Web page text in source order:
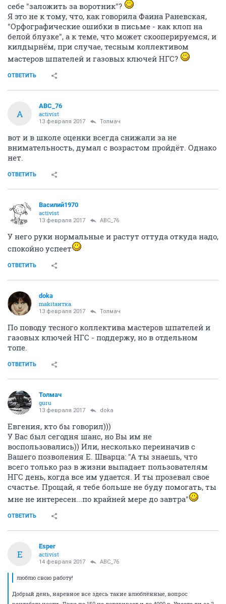
себе "заложить за воротник"?
Я это не к тому, что, как говорила Фаина Раневская,
"Орфографические ошибки в письме - как клоп на
белой блузке", а к теме, что может скооперируемся, и
килдырнём, при случае, тесным коллективом
мастеров шпателей и газовых ключей НГС?
ОТВЕТИТЬ
A
ABC_76
activist
13 февраля 2017 Толмач
вот и в школе оценки всегда снижали за не
внимательность, думал с возрастом пройдёт. Однако
нет.
ОТВЕТИТЬ
Василий1970
activist
13 февраля 2017 ABC_76
У него руки нормальные и растут оттуда откуда надо,
спокойно успеет
ОТВЕТИТЬ
doka
makitaнтка
13 февраля 2017 Толмач
По поводу тесного коллектива мастеров шпателей и
газовых ключей НГС - поддержу, но в отдельном
топе.
ОТВЕТИТЬ
Толмач
guru
13 февраля 2017 doka
Евгения, кто бы говорил)))
У Вас был сегодня шанс, но Вы им не
воспользовались)) Или, несколько переиначив с
Вашего позволения Е. Шварца: "А ты знаешь, что
всего только раз в жизни выпадает пользователям
НГС день, когда все им удается. И ты прозевал свое
счастье. Прощай, я тебе больше не буду помогать, ты
мне не интересен...по крайней мере до завтра"
ОТВЕТИТЬ
E
Esper
activist
14 февраля 2017 ABC_76
люблю свою работу!
Добрый день, наревное все здесь такие влюблённые, вопрос